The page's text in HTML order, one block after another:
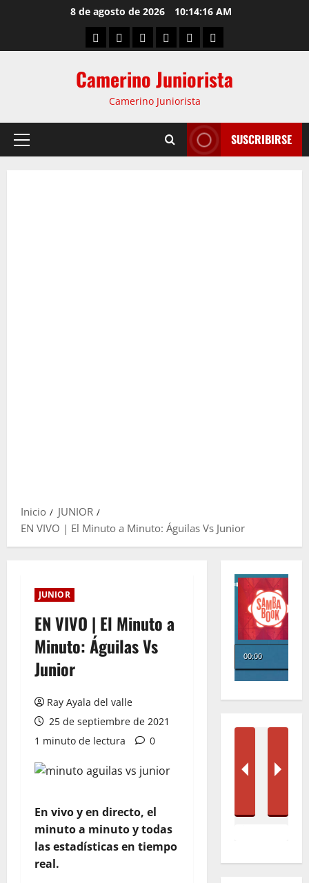
8 de agosto de 2026 10:14:17 AM
Camerino Juniorista
Camerino Juniorista
SUSCRIBIRSE
Inicio
JUNIOR
EN VIVO | El Minuto a Minuto: Águilas Vs Junior
JUNIOR
EN VIVO | El Minuto a
Minuto: Águilas Vs
Junior
Ray Ayala del valle
25 de septiembre de 2021
1 minuto de lectura
0
En vivo y en directo, el
minuto a minuto y todas
las estadísticas en tiempo
real.